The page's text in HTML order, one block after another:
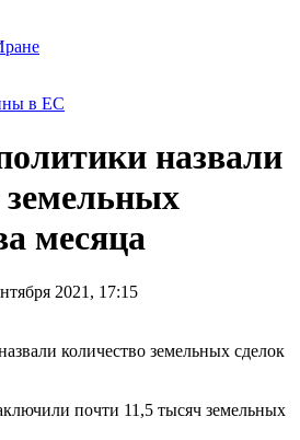
в ЕС
назвали
земельных
месяца
2021, 17:15
почти 11,5 тысяч земельных